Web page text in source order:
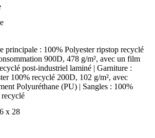
principale : 100% Polyester ripstop recyclé
900D, 478 g/m², avec un film
post-industriel laminé | Garniture :
100% recyclé 200D, 102 g/m², avec
Polyuréthane (PU) | Sangles : 100%
x 28